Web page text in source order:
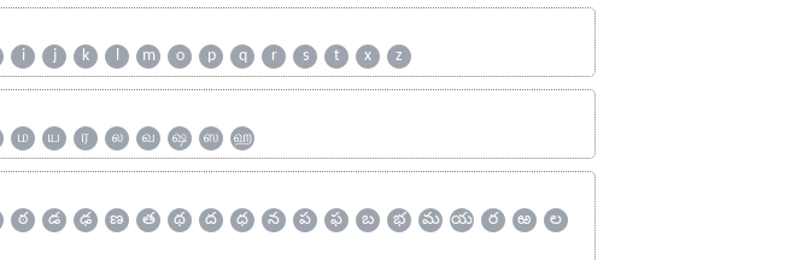
i j k l m o p q r s t x z
ம ய ர ல வ ஷ ஸ ஹ
ఠ డ ఢ ణ త థ ద ధ న ప ఫ బ భ మ య ర ఱ
ల